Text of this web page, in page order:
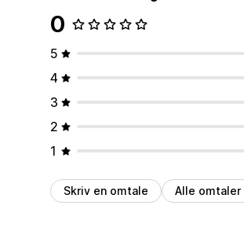
0
5
4
3
2
1
Skriv en omtale Alle omtaler